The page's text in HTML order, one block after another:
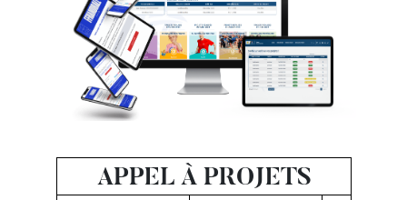
APPEL À PROJETS